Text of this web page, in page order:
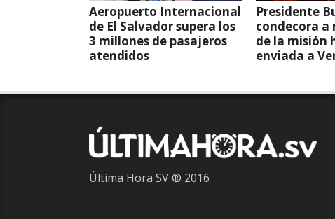
Aeropuerto Internacional
de El Salvador supera los
3 millones de pasajeros
atendidos
Presidente
condecora a
de la misión
enviada a
Última Hora SV ® 2016